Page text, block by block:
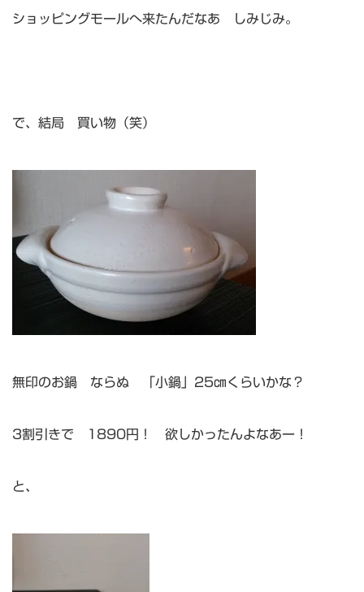
ショッピングモールへ来たんだなあ しみじみ。
で、結局 買い物（笑）
無印のお鍋 ならぬ 「小鍋」25㎝くらいかな？
3割引きで 1890円！ 欲しかったんよなあー！
と、